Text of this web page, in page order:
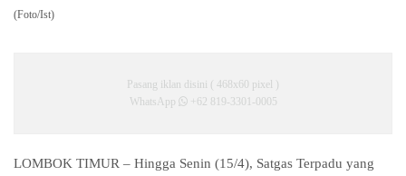
(Foto/Ist)
Pasang iklan disini ( 468x60 pixel )
WhatsApp
+62 819-3301-0005
LOMBOK TIMUR – Hingga Senin (15/4), Satgas Terpadu yang